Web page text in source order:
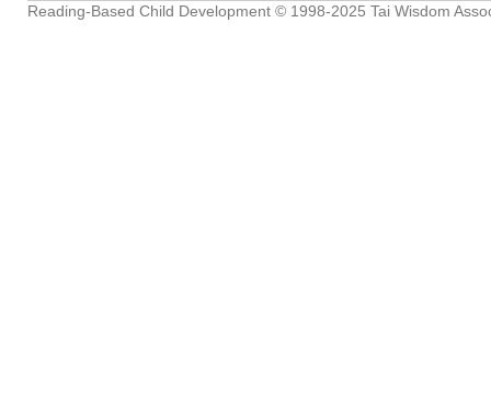
Reading-Based Child Development © 1998-2025 Tai Wisdom